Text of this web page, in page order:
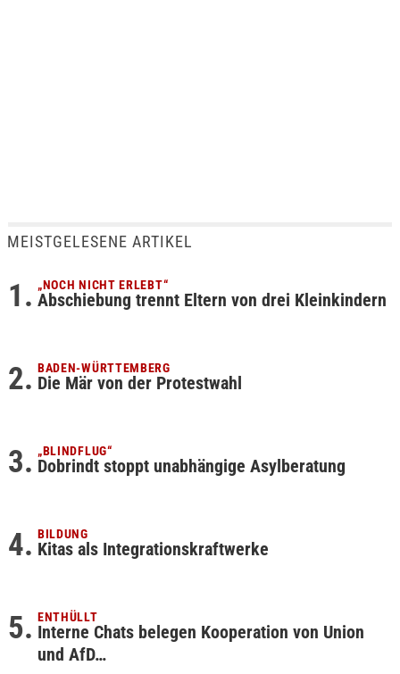
MEISTGELESENE ARTIKEL
„NOCH NICHT ERLEBT“
Abschiebung trennt Eltern von drei Kleinkindern
BADEN-WÜRTTEMBERG
Die Mär von der Protestwahl
„BLINDFLUG“
Dobrindt stoppt unabhängige Asylberatung
BILDUNG
Kitas als Integrationskraftwerke
ENTHÜLLT
Interne Chats belegen Kooperation von Union
und AfD…